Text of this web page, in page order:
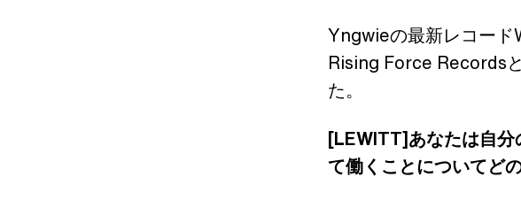
Yngwieの最新レコー
Rising Force Records
た。
[LEWITT]あなたは自分
て働くことについてど